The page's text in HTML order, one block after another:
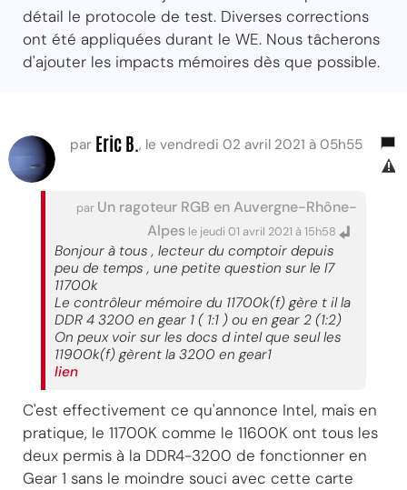
détail le protocole de test. Diverses corrections
ont été appliquées durant le WE. Nous tâcherons
d'ajouter les impacts mémoires dès que possible.
par Eric B. , le vendredi 02 avril 2021 à 05h55
par Un ragoteur RGB en Auvergne-Rhône-
Alpes le jeudi 01 avril 2021 à 15h58
Bonjour à tous , lecteur du comptoir depuis
peu de temps , une petite question sur le I7
11700k
Le contrôleur mémoire du 11700k(f) gère t il la
DDR 4 3200 en gear 1 ( 1:1 ) ou en gear 2 (1:2)
On peux voir sur les docs d intel que seul les
11900k(f) gèrent la 3200 en gear1
lien
C'est effectivement ce qu'annonce Intel, mais en
pratique, le 11700K comme le 11600K ont tous les
deux permis à la DDR4-3200 de fonctionner en
Gear 1 sans le moindre souci avec cette carte